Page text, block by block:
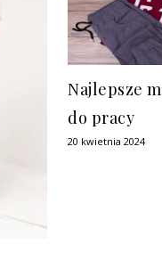
Najlepsze
do pracy
20 kwietnia 2024